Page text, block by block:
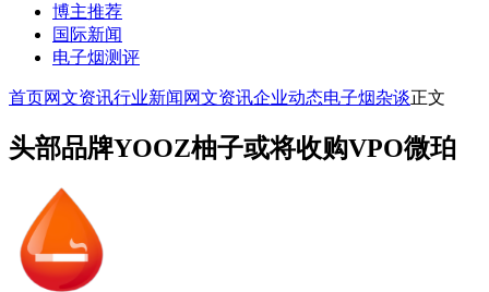
博主推荐
国际新闻
电子烟测评
首页网文资讯行业新闻 网文资讯企业动态电子烟杂谈正文
头部品牌YOOZ柚子或将收购VPO微珀